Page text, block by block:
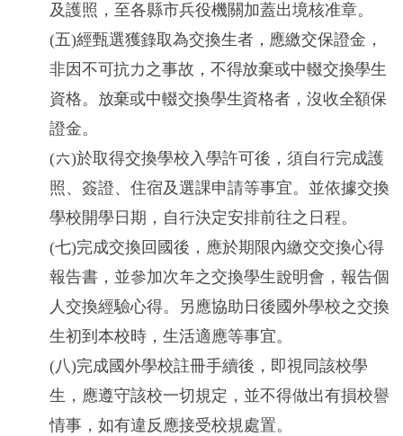
及護照，至各縣市兵役機關加蓋出境核准章。
(五)經甄選獲錄取為交換生者，應繳交保證金，
非因不可抗力之事故，不得放棄或中輟交換學生
資格。放棄或中輟交換學生資格者，沒收全額保
證金。
(六)於取得交換學校入學許可後，須自行完成護
照、簽證、住宿及選課申請等事宜。並依據交換
學校開學日期，自行決定安排前往之日程。
(七)完成交換回國後，應於期限內繳交交換心得
報告書，並參加次年之交換學生說明會，報告個
人交換經驗心得。另應協助日後國外學校之交換
生初到本校時，生活適應等事宜。
(八)完成國外學校註冊手續後，即視同該校學
生，應遵守該校一切規定，並不得做出有損校譽
情事，如有違反應接受校規處置。